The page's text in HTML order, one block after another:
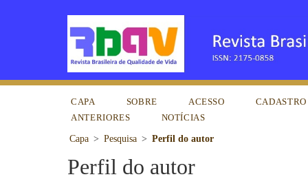
CAPA SOBRE ACESSO
CADASTRO
ANTERIORES
NOTÍCIAS
Capa > Pesquisa > Perfil do autor
Perfil do autor